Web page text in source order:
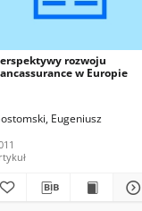
red.
rozwoju
w Europie
Eugeniusz